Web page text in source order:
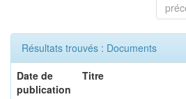
Résultats trouvés : Documents
Date de
publication
Titre